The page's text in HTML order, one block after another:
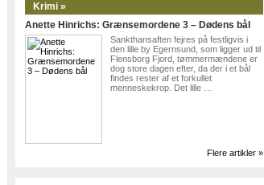
Krimi »
Anette Hinrichs: Grænsemordene 3 – Dødens bål
Sankthansaften fejres på festligvis i
den lille by Egernsund, som ligger ud til
Flensborg Fjord, tømmermændene er
dog store dagen efter, da der i et bål
findes rester af et forkullet
menneskekrop. Det lille …
Flere artikler »